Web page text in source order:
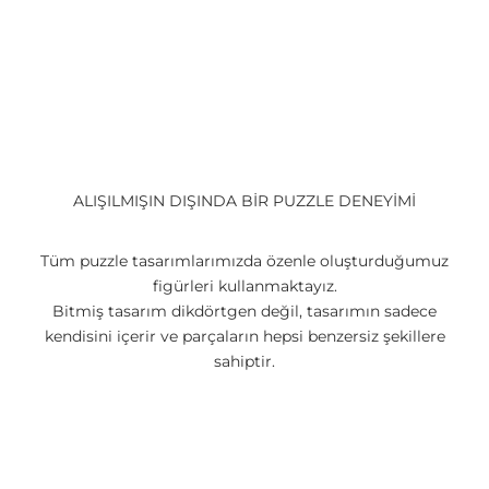
ALIŞILMIŞIN DIŞINDA BİR PUZZLE DENEYİMİ
Tüm puzzle tasarımlarımızda özenle oluşturduğumuz
figürleri kullanmaktayız.
Bitmiş tasarım dikdörtgen değil, tasarımın sadece
kendisini içerir ve parçaların hepsi benzersiz şekillere
sahiptir.